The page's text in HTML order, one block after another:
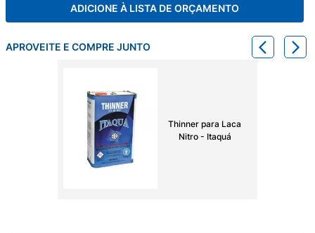
ADICIONE À LISTA DE ORÇAMENTO
APROVEITE E COMPRE JUNTO
Thinner para Laca
Nitro - Itaquá